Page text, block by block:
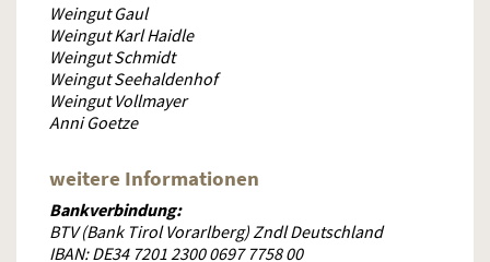
Weingut Gaul
Weingut Karl Haidle
Weingut Schmidt
Weingut Seehaldenhof
Weingut Vollmayer
Anni Goetze
weitere Informationen
Bankverbindung:
BTV (Bank Tirol Vorarlberg) Zndl Deutschland
IBAN: DE34 7201 2300 0697 7758 00